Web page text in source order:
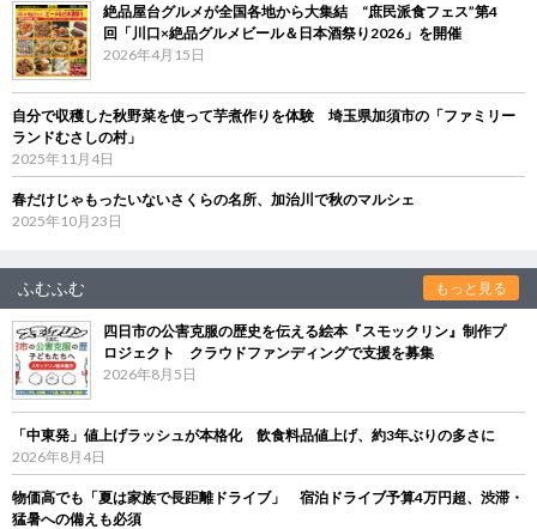
絶品屋台グルメが全国各地から大集結 “庶民派食フェス”第4
回「川口×絶品グルメビール＆日本酒祭り2026」を開催
2026年4月15日
自分で収穫した秋野菜を使って芋煮作りを体験 埼玉県加須市の「ファミリー
ランドむさしの村」
2025年11月4日
春だけじゃもったいないさくらの名所、加治川で秋のマルシェ
2025年10月23日
ふむふむ もっと見る
四日市の公害克服の歴史を伝える絵本『スモックリン』制作プ
ロジェクト クラウドファンディングで支援を募集
2026年8月5日
「中東発」値上げラッシュが本格化 飲食料品値上げ、約3年ぶりの多さに
2026年8月4日
物価高でも「夏は家族で長距離ドライブ」 宿泊ドライブ予算4万円超、渋滞・
猛暑への備えも必須